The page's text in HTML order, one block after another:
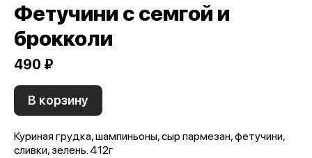
Фетучини с семгой и
брокколи
490 ₽
В корзину
Куриная грудка, шампиньоны, сыр пармезан, фетучини,
сливки, зелень. 412г